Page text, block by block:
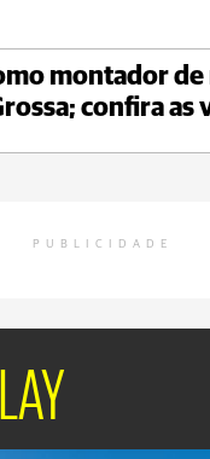
montador de
confira as
PUBLICIDADE